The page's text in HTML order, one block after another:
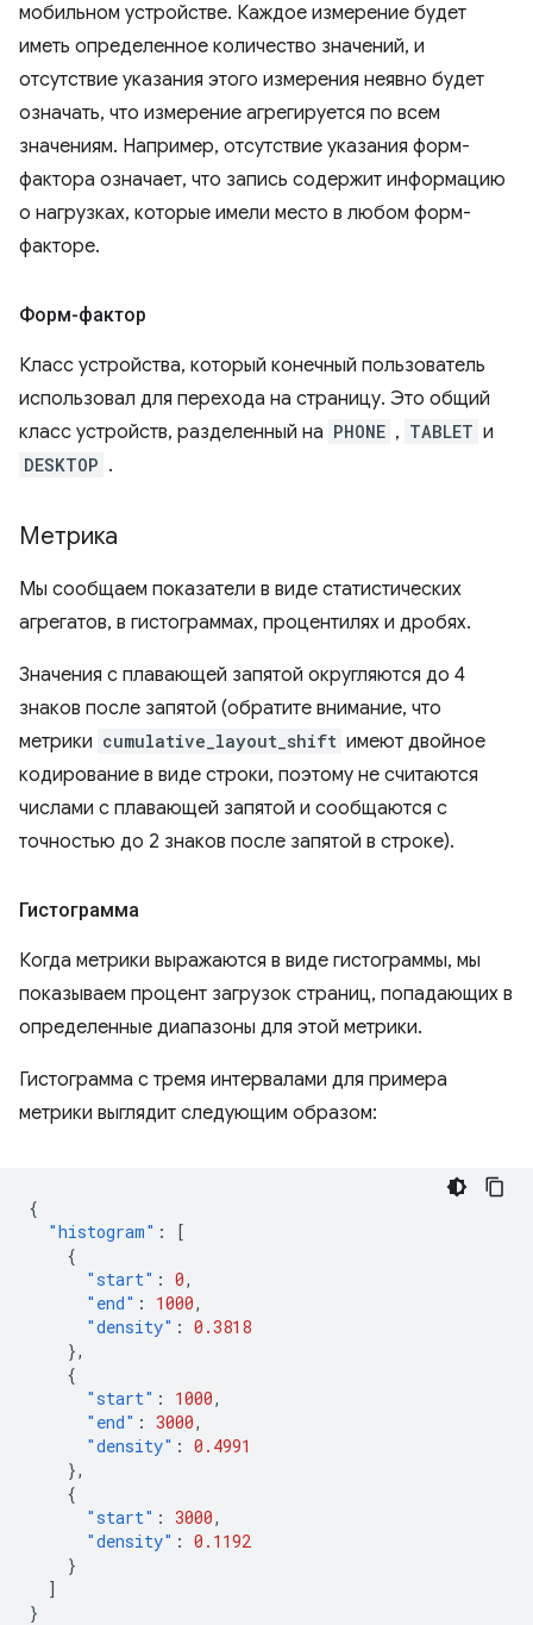
мобильном устройстве. Каждое измерение будет
иметь определенное количество значений, и
отсутствие указания этого измерения неявно будет
означать, что измерение агрегируется по всем
значениям. Например, отсутствие указания форм-
фактора означает, что запись содержит информацию
о нагрузках, которые имели место в любом форм-
факторе.
Форм-фактор
Класс устройства, который конечный пользователь
использовал для перехода на страницу. Это общий
класс устройств, разделенный на PHONE , TABLET и
DESKTOP .
Метрика
Мы сообщаем показатели в виде статистических
агрегатов, в гистограммах, процентилях и дробях.
Значения с плавающей запятой округляются до 4
знаков после запятой (обратите внимание, что
метрики cumulative_layout_shift имеют двойное
кодирование в виде строки, поэтому не считаются
числами с плавающей запятой и сообщаются с
точностью до 2 знаков после запятой в строке).
Гистограмма
Когда метрики выражаются в виде гистограммы, мы
показываем процент загрузок страниц, попадающих в
определенные диапазоны для этой метрики.
Гистограмма с тремя интервалами для примера
метрики выглядит следующим образом:
{
"histogram" :
[
{
"start" : 0,
"end" : 1000,
"density" : 0.3818
},
{
"start" : 1000,
"end" : 3000,
"density" : 0.4991
},
{
"start" : 3000,
"density" : 0.1192
}
]
}